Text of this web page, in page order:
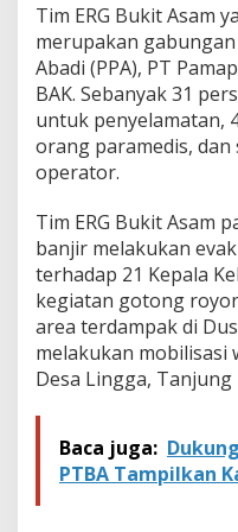
Tim ERG Bukit Asam
merupakan
Abadi (PPA), PT
BAK. Sebanyak 31
untuk penyelamatan,
orang paramedis,
operator.
Tim ERG Bukit Asam
banjir melakukan
terhadap 21 Kepala
kegiatan gotong
area terdampak di
melakukan mobilisasi
Desa Lingga, Tanjung
Baca juga:
PTBA Tampilkan